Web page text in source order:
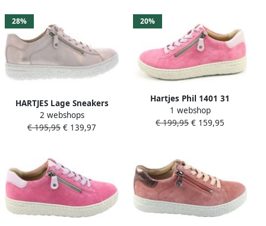
28%
HARTJES Lage Sneakers
Dames 162.1401 Phil Maat:
37 Materiaal: Leer Kleur:
2 webshops
€ 195,95 € 139,97
20%
Hartjes Phil 1401 31
1 webshop
€ 199,95 € 159,95